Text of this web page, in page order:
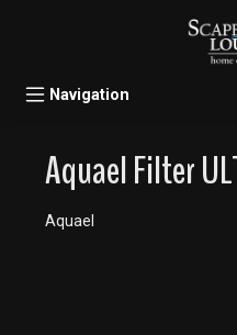
Navigation
Aquael Filter
Aquael